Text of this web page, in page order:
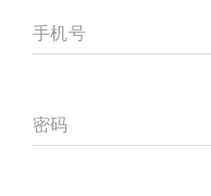
手机号
密码